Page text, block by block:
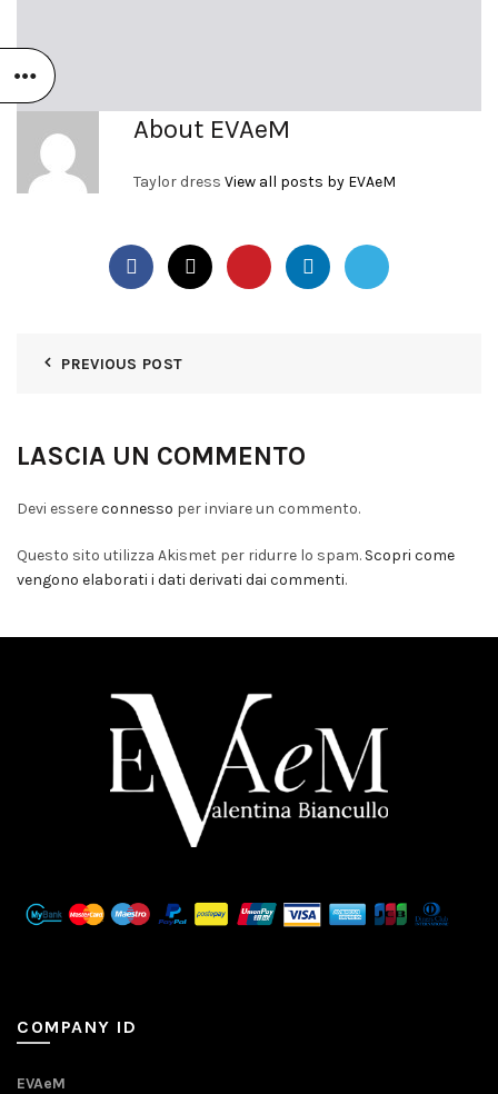
About EVAeM
Taylor dress View all posts by EVAeM
PREVIOUS POST
LASCIA UN COMMENTO
Devi essereconnesso per inviare un commento.
Questo sito utilizza Akismet per ridurre lo spam. Scopri come
vengono elaborati i dati derivati dai commenti.
COMPANY ID
EVAeM